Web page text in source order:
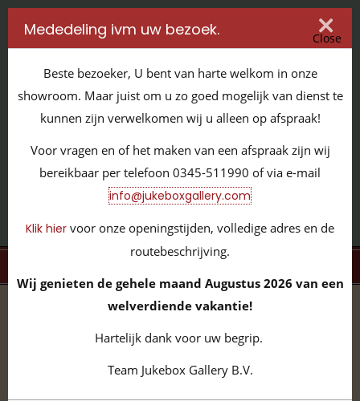
IT'S ALL ABOUT JUKEBOXES
GILDENSTRAAT 32 / 4143 HS LEERDAM / TEL:
0345 - 511990
INFO@JUKEBOXGALLERY.COM
volledige collectie / slotmachines
Mededeling ivm uw bezoek. Close
Beste bezoeker, U bent van harte welkom in onze
showroom. Maar juist om u zo goed mogelijk van dienst te
kunnen zijn verwelkomen wij u alleen op afspraak!
Voor vragen en of het maken van een afspraak zijn wij
bereikbaar per telefoon 0345-511990 of via e-mail
info@jukeboxgallery.com
Klik hier voor onze openingstijden, volledige adres en de
routebeschrijving.
Wij genieten de gehele maand Augustus 2026 van een
welverdiende vakantie!
Hartelijk dank voor uw begrip.
Team Jukebox Gallery B.V.